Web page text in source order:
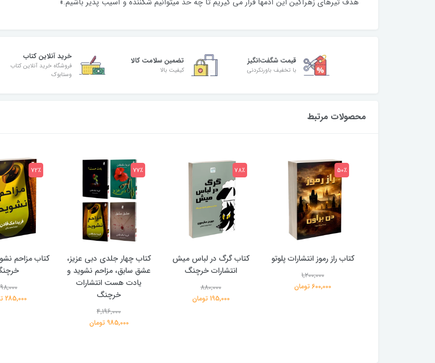
قیمت شگفت‌انگیز
با تخفیف باورنکردنی
تضمین سلامت کالا
کیفیت بالا
خرید آنلاین کتاب
فروشگاه خرید آنلاین کتاب
وستابوک
محصولات مرتبط
کتاب راز رموز انتشارات پلوتو
1,200,000
600,000 تومان
50٪
کتاب گرگ در لباس میش
انتشارات خرچنگ
880,000
195,000 تومان
78٪
کتاب چهار جلدی دبی عزیز،
عشق سابق، مزاحم نشوید و
یادت هست انتشارات
خرچنگ
4,196,000
985,000 تومان
77٪
کتاب مزاحم
285,000 تومان
72٪